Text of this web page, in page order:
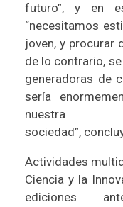
futuro”, y en
“necesitamos
joven, y procurar
de lo contrario,
generadoras de
sería
nuestra
sociedad”,
Actividades
Ciencia y la
ediciones